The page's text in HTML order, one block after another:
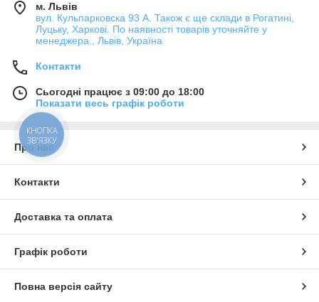
м. Львів
вул. Кульпарковска 93 А. Також є ще склади в Рогатині,
Луцьку, Харкові. По наявності товарів уточняйте у
менеджера., Львів, Україна
Контакти
Сьогодні працює з 09:00 до 18:00
Показати весь графік роботи
Про нас
Контакти
Доставка та оплата
Графік роботи
Повна версія сайту
КНОПКА
ЗВ'ЯЗКУ